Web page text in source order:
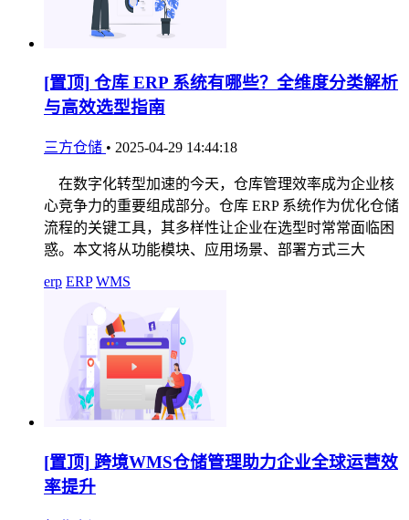
[置顶] 仓库 ERP 系统有哪些？全维度分类解析
与高效选型指南
三方仓储 • 2025-04-29 14:44:18
在数字化转型加速的今天，仓库管理效率成为企业核
心竞争力的重要组成部分。仓库 ERP 系统作为优化仓储
流程的关键工具，其多样性让企业在选型时常常面临困
惑。本文将从功能模块、应用场景、部署方式三大
erp ERP WMS
[置顶] 跨境WMS仓储管理助力企业全球运营效
率提升